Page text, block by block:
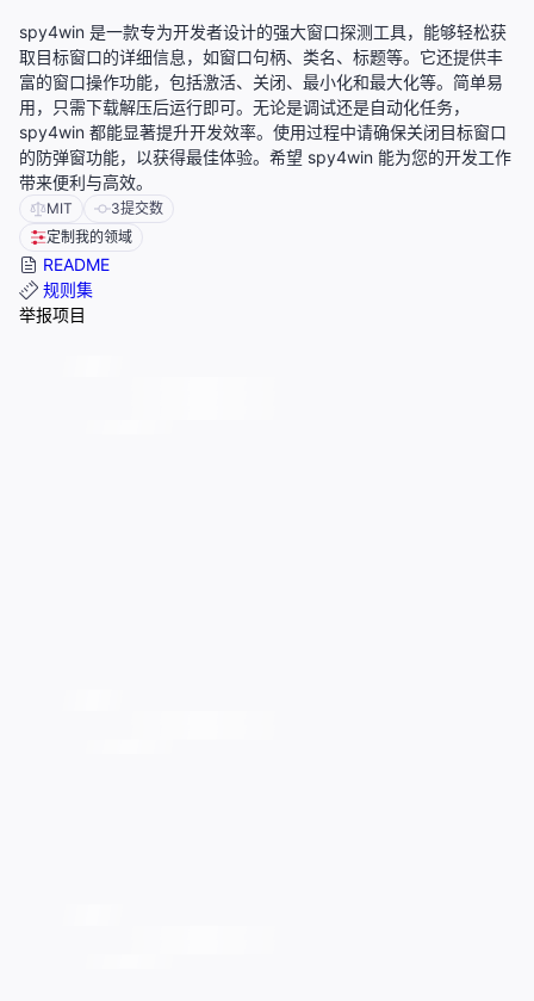
spy4win 是一款专为开发者设计的强大窗口探测工具，能够轻松获
取目标窗口的详细信息，如窗口句柄、类名、标题等。它还提供丰
富的窗口操作功能，包括激活、关闭、最小化和最大化等。简单易
用，只需下载解压后运行即可。无论是调试还是自动化任务，
spy4win 都能显著提升开发效率。使用过程中请确保关闭目标窗口
的防弹窗功能，以获得最佳体验。希望 spy4win 能为您的开发工作
带来便利与高效。
MIT 3提交数
定制我的领域
README
规则集
举报项目